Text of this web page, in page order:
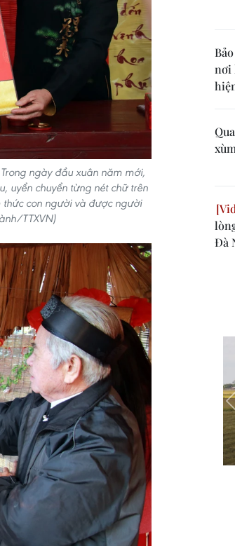
ngày đầu xuân năm mới,
uyển chuyển từng nét chữ trên
thức con người và được người
TTXVN)
nơi
Đà